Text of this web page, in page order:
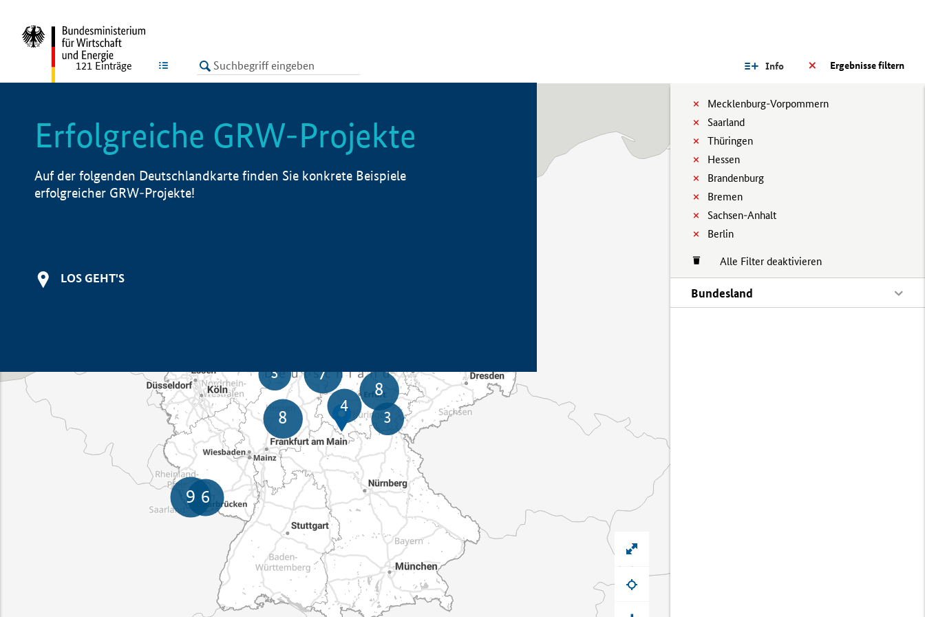
LISTE Ergebnisse filtern
Info
Mecklenburg-Vorpommern
Saarland
Thüringen
Hessen
Brandenburg
Bremen
Sachsen-Anhalt
Berlin
Alle Filter deaktivieren
Bundesland
121 Einträge
Erfolgreiche GRW-Projekte
Auf der folgenden Deutschlandkarte finden Sie konkrete Beispiele
erfolgreicher GRW-Projekte!
LOS GEHT'S